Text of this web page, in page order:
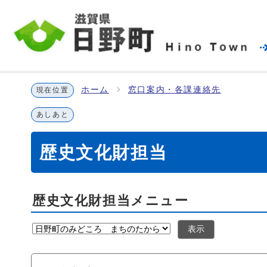
現在位置 ホーム 窓口案内・各課連絡先
あしあと
歴史文化財担当
歴史文化財担当メニュー
表示